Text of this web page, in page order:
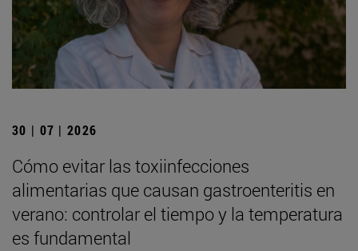
30 | 07 | 2026
Cómo evitar las toxiinfecciones
alimentarias que causan gastroenteritis en
verano: controlar el tiempo y la temperatura
es fundamental